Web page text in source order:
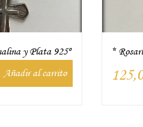
y Plata 925º
Añadir al carrito
*